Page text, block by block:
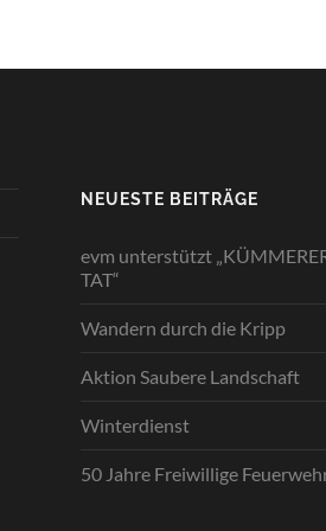
NEUESTE BEITRÄGE
evm unterstützt
TAT“
Wandern durch die Kripp
Aktion Saubere Landschaft
Winterdienst
50 Jahre Freiwillige